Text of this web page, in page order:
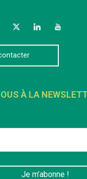
TwitterLinkedInYouTube
À LA